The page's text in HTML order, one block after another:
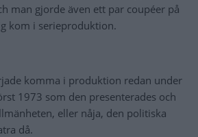
man gjorde även ett par coupéer på
kom i serieproduktion.
komma i produktion redan under
1973 som den presenterades och
eller nåja, den politiska
då.